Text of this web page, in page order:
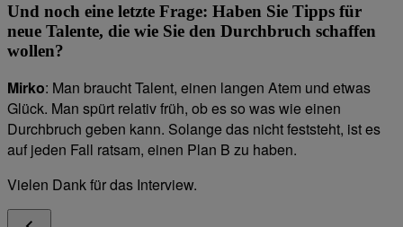
Und noch eine letzte Frage: Haben Sie Tipps für
neue Talente, die wie Sie den Durchbruch schaffen
wollen?
Mirko: Man braucht Talent, einen langen Atem und etwas
Glück. Man spürt relativ früh, ob es so was wie einen
Durchbruch geben kann. Solange das nicht feststeht, ist es
auf jeden Fall ratsam, einen Plan B zu haben.
Vielen Dank für das Interview.